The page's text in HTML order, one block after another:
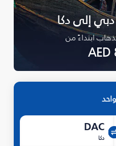
إلى دكا
ابتداءً من
DAC
دكا